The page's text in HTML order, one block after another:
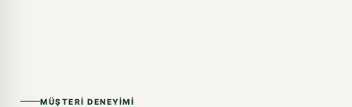
MÜŞTERI DENEYIMI